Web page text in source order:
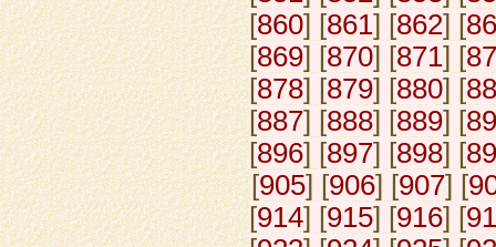
[860] [861] [862] [
[869] [870] [871] [
[878] [879] [880] [
[887] [888] [889] [
[896] [897] [898] [
[905] [906] [907] [
[914] [915] [916] [